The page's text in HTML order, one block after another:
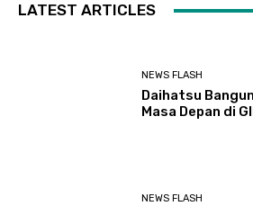
LATEST ARTICLES
NEWS FLASH
Daihatsu
Masa Depan di
NEWS FLASH